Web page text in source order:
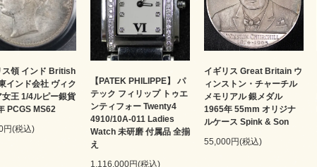
ス領 インド British
インド会社 ヴィク
女王 1/4ルピー銀貨
PCGS MS62
円(税込)
【PATEK PHILIPPE】 パ
テック フィリップ トゥエ
ンティフォー Twenty4
4910/10A-011 Ladies
Watch 未研磨 付属品 全揃
え
1,116,000円(税込)
イギリス Great Britain ウ
ィンストン・チャーチル
メモリアル 銀メダル
1965年 55mm オリジナ
ルケース Spink & Son
55,000円(税込)